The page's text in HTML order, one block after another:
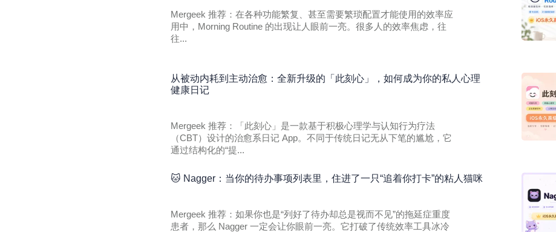
Mergeek 推荐：在各种功能繁复、甚至需要繁琐配置才能使用的效率应
用中，Morning Routine 的出现让人眼前一亮。很多人的效率焦虑，往
往...
从被动内耗到主动治愈：全新升级的「此刻心」，如何成为你的私人心理
健康日记
Mergeek 推荐：「此刻心」是一款基于积极心理学与认知行为疗法
（CBT）设计的治愈系日记 App。不同于传统日记无从下笔的尴尬，它
通过结构化的“提...
🐱 Nagger：当你的待办事项列表里，住进了一只“追着你打卡”的粘人猫咪
Mergeek 推荐：如果你也是“列好了待办却总是视而不见”的拖延症重度
患者，那么 Nagger 一定会让你眼前一亮。它打破了传统效率工具冰冷